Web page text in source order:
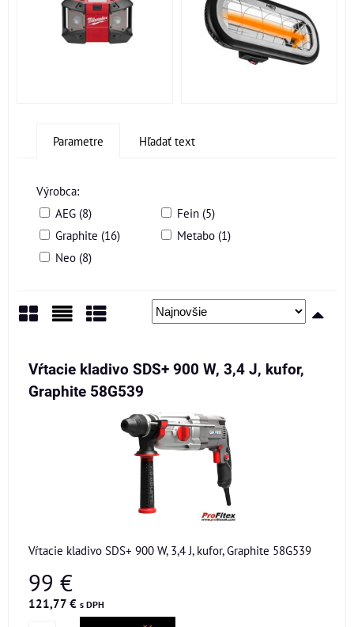
Parametre Hľadať text
Výrobca:
AEG (8)
Fein (5)
Graphite (16)
Metabo (1)
Neo (8)
Vŕtacie kladivo SDS+ 900 W, 3,4 J, kufor,
Graphite 58G539
Vŕtacie kladivo SDS+ 900 W, 3,4 J, kufor, Graphite 58G539
99 €
121,77 € s DPH